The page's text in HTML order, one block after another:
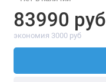
83990 руб
экономия 3000 руб